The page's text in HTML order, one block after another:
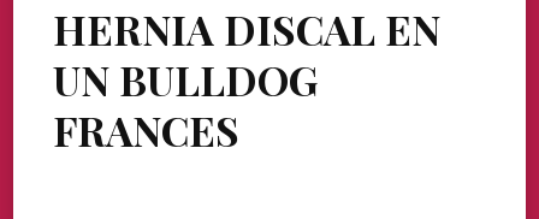
HERNIA DISCAL EN
UN BULLDOG
FRANCES